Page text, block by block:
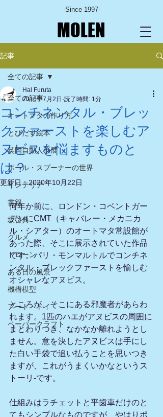
-Since 1997-
MOLEN
記事
全ての記事
オートマタの作り方
とびだす絵本
英国自動人形展
ポール・スプーナーの世界
インテリア
書籍
坂啓典
グルメ
ドローン
ある日の風景
機構模型
アート・トイ
ペーパークラフト
全ての記事
コンチネンタル・ブレッ
クファーストを楽しむア
ヌビスを悩ますものと
は？
Hal Furuta
2016年7月2日 読了時間: 1分
更新日：2020年10月22日
何年か前に、ロンドン・コベントガー
デンにCMT（キャバレー・メカニカ
ル・シアター）のオートマタ常設館が
あった際、そこに展示されていた作品
です。パリ・モンマルトルでコンチネ
ンタル・ブレックファーストを愉しむ
オシャレなアヌビス。
ところが、そこにある邪魔者があらわ
れます。1匹のハエがアヌビスの周囲に
まとわりつき、なかなか離れようとし
ません。意を決したアヌビスは手にし
た白い手袋で追い払うことを思いつき
ますが、これがうまくいかなというス
トーリ-です。
仕組みはラチェットと平歯車だけのと
てもシンプルなものですが、やはりポ